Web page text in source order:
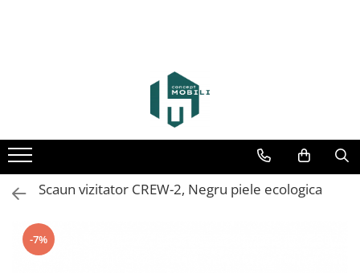
Scaun vizitator CREW-2, Negru piele ecologica
-7%